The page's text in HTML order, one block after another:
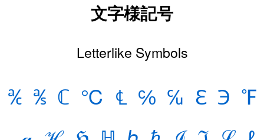
文字様記号
Letterlike Symbols
℀ ℁ ℂ ℃ ℄ ℅ ℆ ℇ ℈ ℉